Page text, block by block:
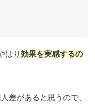
はり 効果を実感するの
差があると思うので、